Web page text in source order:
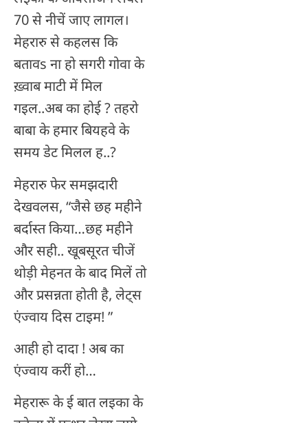
70 से नीचें जाए लागल।
मेहरारु से कहलस कि
बतावs ना हो सगरी गोवा के
ख़्वाब माटी में मिल
गइल..अब का होई ? तहरो
बाबा के हमार बियहवे के
समय डेट मिलल ह..?
मेहरारु फेर समझदारी
देखवलस, “जैसे छह महीने
बर्दास्त किया…छह महीने
और सही.. खूबसूरत चीजें
थोड़ी मेहनत के बाद मिलें तो
और प्रसन्नता होती है, लेट्स
एंज्वाय दिस टाइम! ”
आही हो दादा ! अब का
एंज्वाय करीं हो…
मेहरारू के ई बात लइका के